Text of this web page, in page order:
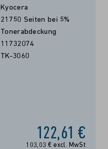
Kyocera
21750 Seiten bei 5%
Tonerabdeckung
11732074
TK-3060
122,61 €
103,03 € excl. MwSt